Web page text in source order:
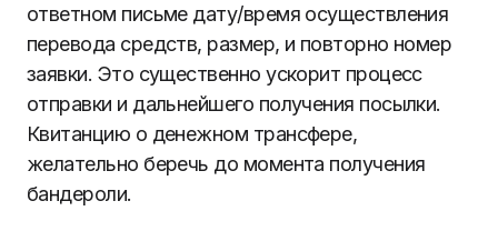
ответном письме дату/время осуществления
перевода средств, размер, и повторно номер
заявки. Это существенно ускорит процесс
отправки и дальнейшего получения посылки.
Квитанцию о денежном трансфере,
желательно беречь до момента получения
бандероли.